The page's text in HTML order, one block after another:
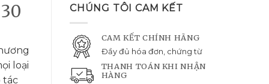
CHÚNG TÔI CAM KẾT
CAM KẾT CHÍNH HÃNG
Đầy đủ hóa đơn, chứng từ
THANH TOÁN KHI NHẬN
HÀNG
loại
tác